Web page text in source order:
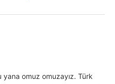
omuz omuzayız. Türk